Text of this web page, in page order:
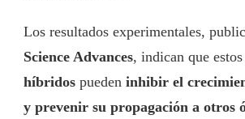
Los resultados experimentales,
Science Advances, indican que estos
híbridos pueden inhibir el
y prevenir su propagación a otros